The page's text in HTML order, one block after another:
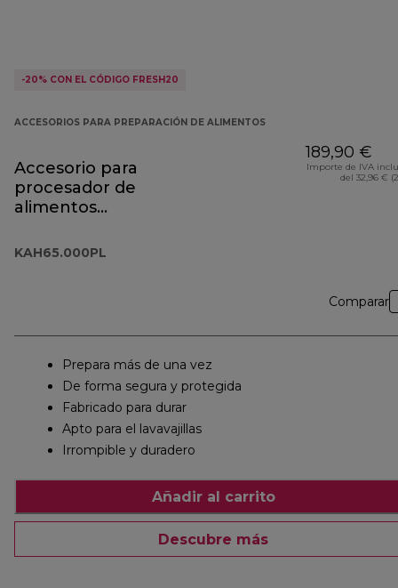
-20% CON EL CÓDIGO FRESH20
ACCESORIOS PARA PREPARACIÓN DE ALIMENTOS
Accesorio para
procesador de
alimentos
KAH65.000PL
189,90 €
Importe de IVA
del 32,96 €
Comparar
Prepara más de una vez
De forma segura y protegida
Fabricado para durar
Apto para el lavavajillas
Irrompible y duradero
Añadir al carrito
Descubre más